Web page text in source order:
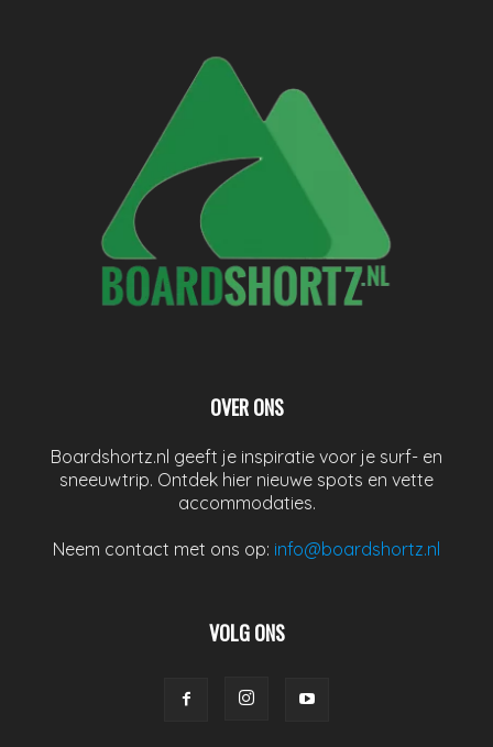
OVER ONS
Boardshortz.nl geeft je inspiratie voor je surf- en
sneeuwtrip. Ontdek hier nieuwe spots en vette
accommodaties.
Neem contact met ons op: info@boardshortz.nl
VOLG ONS